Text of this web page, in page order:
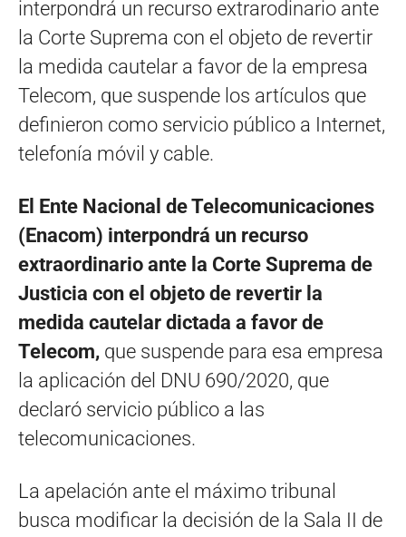
interpondrá un recurso extrarodinario ante
la Corte Suprema con el objeto de revertir
la medida cautelar a favor de la empresa
Telecom, que suspende los artículos que
definieron como servicio público a Internet,
telefonía móvil y cable.
El Ente Nacional de Telecomunicaciones
(Enacom) interpondrá un recurso
extraordinario ante la Corte Suprema de
Justicia con el objeto de revertir la
medida cautelar dictada a favor de
Telecom, que suspende para esa empresa
la aplicación del DNU 690/2020, que
declaró servicio público a las
telecomunicaciones.
La apelación ante el máximo tribunal
busca modificar la decisión de la Sala II de